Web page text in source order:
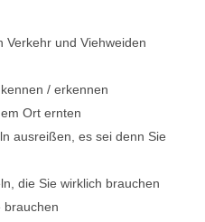
Verkehr und Viehweiden
/ erkennen
Ort ernten
ausreißen, es sei denn Sie
die Sie wirklich brauchen
brauchen